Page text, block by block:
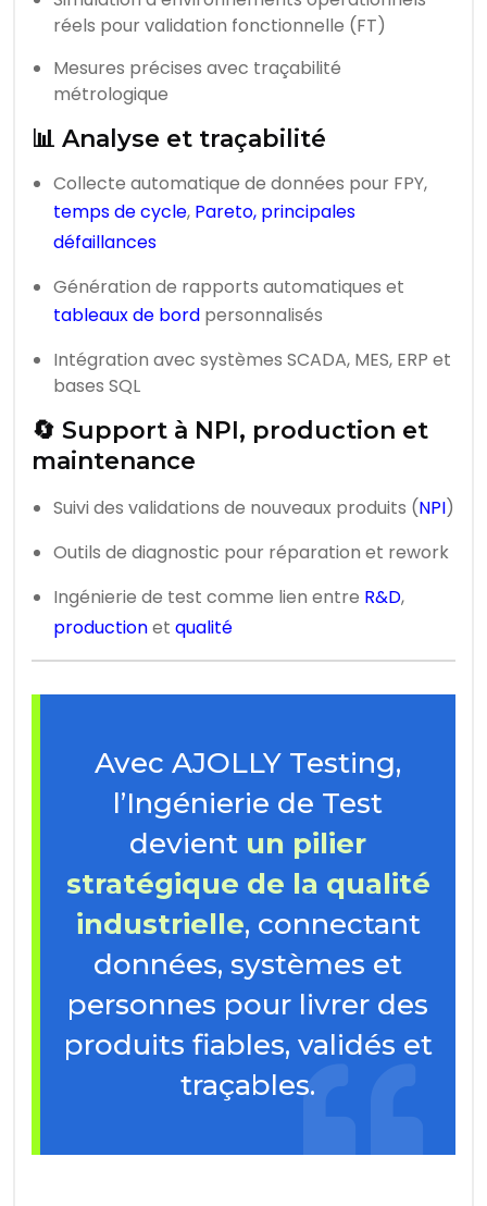
réels pour validation fonctionnelle (FT)
Mesures précises avec traçabilité
métrologique
📊 Analyse et traçabilité
Collecte automatique de données pour FPY,
temps de cycle, Pareto, principales
défaillances
Génération de rapports automatiques et
tableaux de bord personnalisés
Intégration avec systèmes SCADA, MES, ERP et
bases SQL
🔄 Support à NPI, production et
maintenance
Suivi des validations de nouveaux produits (NPI)
Outils de diagnostic pour réparation et rework
Ingénierie de test comme lien entre R&D,
productionet qualité
Avec AJOLLY Testing,
l’Ingénierie de Test
devient un pilier
stratégique de la qualité
industrielle, connectant
données, systèmes et
personnes pour livrer des
produits fiables, validés et
traçables.